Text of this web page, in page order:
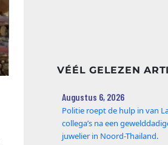
VÉÉL GELEZEN
Augustus 6, 2026
Politie roept de hulp in van
collega’s na een
juwelier in Noord-Thailand.